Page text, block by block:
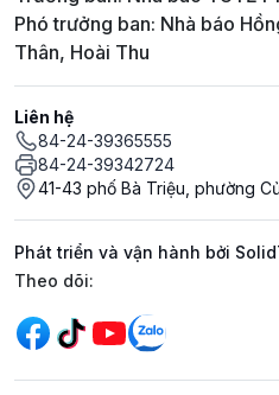
Phó trưởng ban: Nhà báo
Thân, Hoài Thu
Liên hệ
84-24-39365555
84-24-39342724
41-43 phố Bà Triệu, phường
Phát triển và vận hành bởi
Mạng xã hội
Theo dõi: